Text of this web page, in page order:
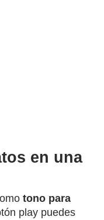
en una
tono para
play puedes